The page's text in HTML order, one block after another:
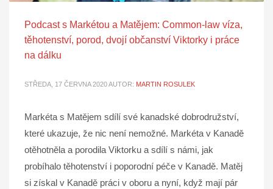
Podcast s Markétou a Matějem: Common-law víza,
těhotenství, porod, dvojí občanství Viktorky i práce
na dálku
STŘEDA, 17 ČERVNA 2020AUTOR: MARTIN ROSULEK
Markéta s Matějem sdílí své kanadské dobrodružství,
které ukazuje, že nic není nemožné. Markéta v Kanadě
otěhotněla a porodila Viktorku a sdílí s námi, jak
probíhalo těhotenství i poporodní péče v Kanadě. Matěj
si získal v Kanadě práci v oboru a nyní, když mají pár